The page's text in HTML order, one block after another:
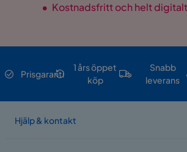
• Kostnadsfritt och helt digitalt
Prisgaranti
1 års öppet
köp
Snabb
leverans
Hjälp & kontakt